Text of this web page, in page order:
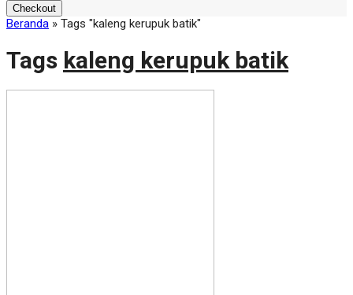
Checkout
Beranda » Tags "kaleng kerupuk batik"
Tags kaleng kerupuk batik